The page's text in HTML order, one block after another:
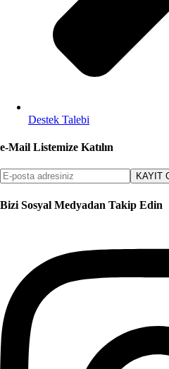
Destek Talebi
e-Mail Listemize Katılın
KAYIT
Bizi Sosyal Medyadan Takip Edin